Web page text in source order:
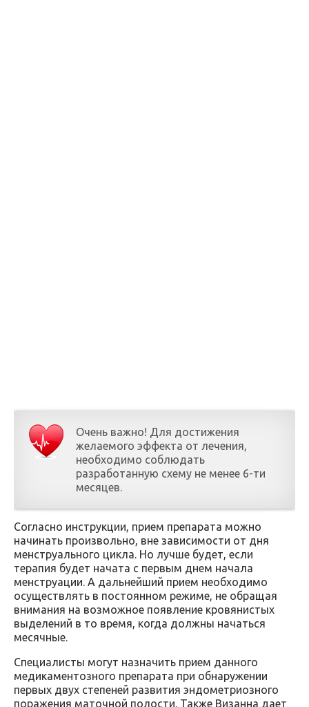
Очень важно! Для достижения
желаемого эффекта от лечения,
необходимо соблюдать
разработанную схему не менее 6-ти
месяцев.
Согласно инструкции, прием препарата можно
начинать произвольно, вне зависимости от дня
менструального цикла. Но лучше будет, если
терапия будет начата с первым днем начала
менструации. А дальнейший прием необходимо
осуществлять в постоянном режиме, не обращая
внимания на возможное появление кровянистых
выделений в то время, когда должны начаться
месячные.
Специалисты могут назначить прием данного
медикаментозного препарата при обнаружении
первых двух степеней развития эндометриозного
поражения маточной полости. Также Визанна дает